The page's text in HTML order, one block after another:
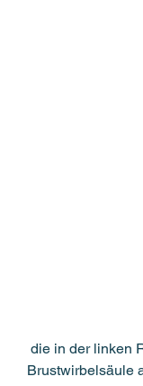
Brustwirbelsäule